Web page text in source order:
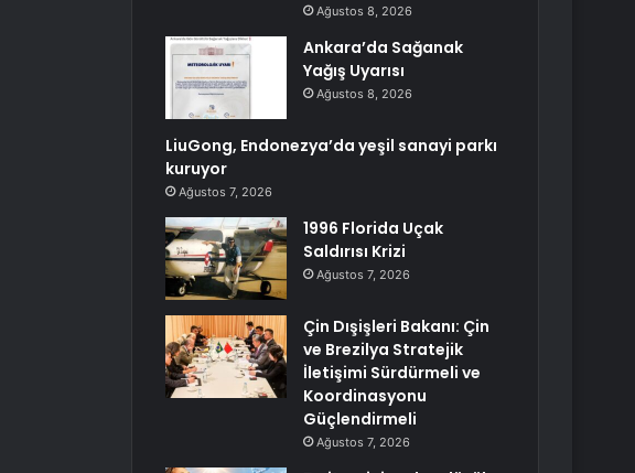
Ağustos 8, 2026
Ankara’da Sağanak
Yağış Uyarısı
Ağustos 8, 2026
LiuGong, Endonezya’da yeşil sanayi parkı
kuruyor
Ağustos 7, 2026
1996 Florida Uçak
Saldırısı Krizi
Ağustos 7, 2026
Çin Dışişleri Bakanı: Çin
ve Brezilya Stratejik
İletişimi Sürdürmeli ve
Koordinasyonu
Güçlendirmeli
Ağustos 7, 2026